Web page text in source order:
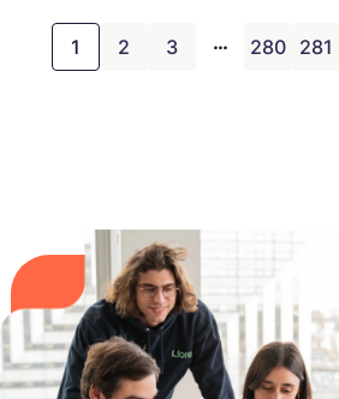
1 2 3 … 280 281